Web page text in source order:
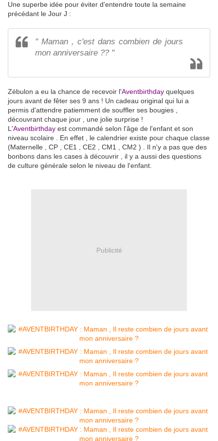
Une superbe idée pour éviter d'entendre toute la semaine
précédant le Jour J :
" Maman , c'est dans combien de jours
mon anniversaire ?? "
Zébulon a eu la chance de recevoir l'Aventbirthday quelques
jours avant de fêter ses 9 ans ! Un cadeau original qui lui a
permis d'attendre patiemment de souffler ses bougies ,
découvrant chaque jour , une jolie surprise !
L'Aventbirthday est commandé selon l'âge de l'enfant et son
niveau scolaire . En effet , le calendrier existe pour chaque classe
(Maternelle , CP , CE1 , CE2 , CM1 , CM2 ) . Il n'y a pas que des
bonbons dans les cases à découvrir , il y a aussi des questions
de culture générale selon le niveau de l'enfant.
Publicité